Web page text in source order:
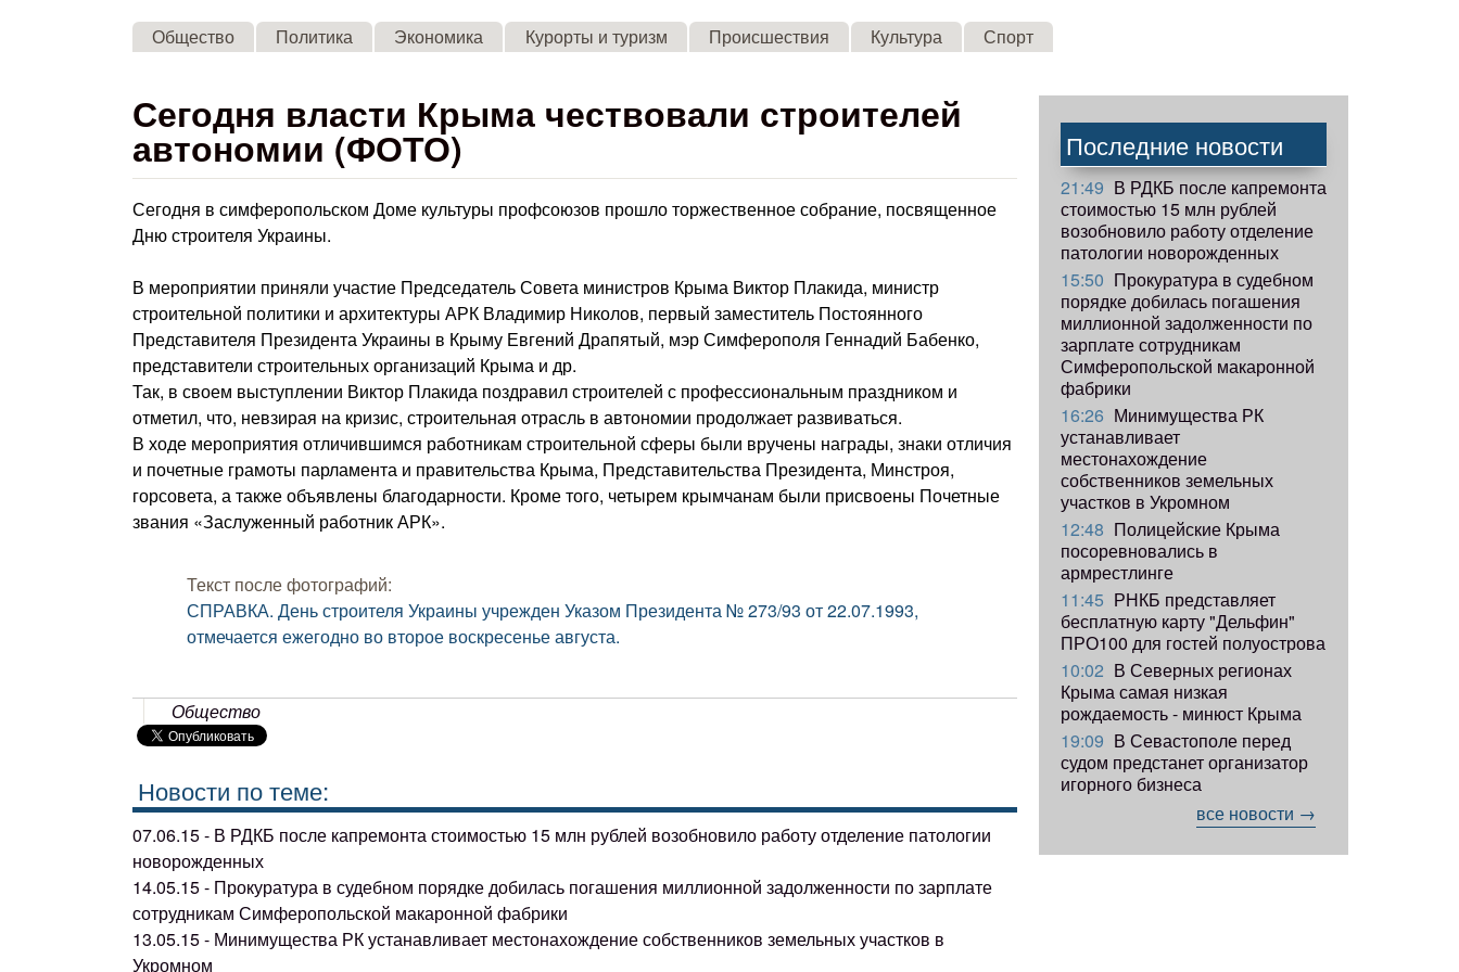
Skip to main content
Общество Политика Экономика Курорты и туризм Происшествия Культура Спорт
Сегодня власти Крыма чествовали строителей
автономии (ФОТО)
Сегодня в симферопольском Доме культуры профсоюзов прошло торжественное собрание, посвященное
Дню строителя Украины.
В мероприятии приняли участие Председатель Совета министров Крыма Виктор Плакида, министр
строительной политики и архитектуры АРК Владимир Николов, первый заместитель Постоянного
Представителя Президента Украины в Крыму Евгений Драпятый, мэр Симферополя Геннадий Бабенко,
представители строительных организаций Крыма и др.
Так, в своем выступлении Виктор Плакида поздравил строителей с профессиональным праздником и
отметил, что, невзирая на кризис, строительная отрасль в автономии продолжает развиваться.
В ходе мероприятия отличившимся работникам строительной сферы были вручены награды, знаки отличия
и почетные грамоты парламента и правительства Крыма, Представительства Президента, Минстроя,
горсовета, а также объявлены благодарности. Кроме того, четырем крымчанам были присвоены Почетные
звания «Заслуженный работник АРК».
Текст после фотографий:
СПРАВКА. День строителя Украины учрежден Указом Президента № 273/93 от 22.07.1993,
отмечается ежегодно во второе воскресенье августа.
Общество
Новости по теме:
07.06.15 - В РДКБ после капремонта стоимостью 15 млн рублей возобновило работу отделение патологии
новорожденных
14.05.15 - Прокуратура в судебном порядке добилась погашения миллионной задолженности по зарплате
сотрудникам Симферопольской макаронной фабрики
13.05.15 - Минимущества РК устанавливает местонахождение собственников земельных участков в
Укромном
Последние новости
21:49 В РДКБ после капремонта
стоимостью 15 млн рублей
возобновило работу отделение
патологии новорожденных
15:50 Прокуратура в судебном
порядке добилась погашения
миллионной задолженности по
зарплате сотрудникам
Симферопольской макаронной
фабрики
16:26 Минимущества РК
устанавливает
местонахождение
собственников земельных
участков в Укромном
12:48 Полицейские Крыма
посоревновались в
армрестлинге
11:45 РНКБ представляет
бесплатную карту "Дельфин"
ПРО100 для гостей полуострова
10:02 В Северных регионах
Крыма самая низкая
рождаемость - минюст Крыма
19:09 В Севастополе перед
судом предстанет организатор
игорного бизнеса
все новости →